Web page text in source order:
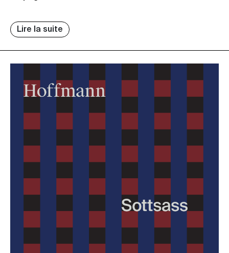
Lire la suite